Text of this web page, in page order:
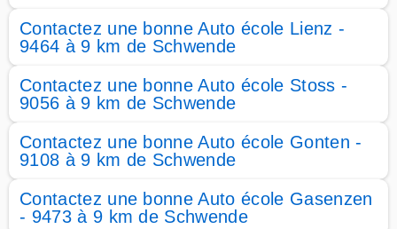
Contactez une bonne Auto école Lienz -
9464 à 9 km de Schwende
Contactez une bonne Auto école Stoss -
9056 à 9 km de Schwende
Contactez une bonne Auto école Gonten -
9108 à 9 km de Schwende
Contactez une bonne Auto école Gasenzen
- 9473 à 9 km de Schwende